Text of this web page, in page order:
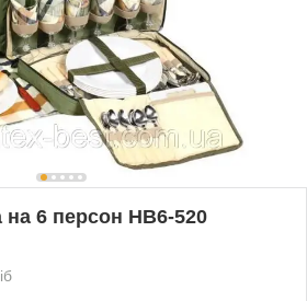
на 6 персон HB6-520